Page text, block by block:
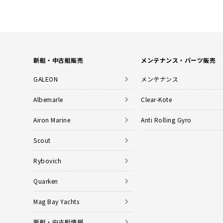
新艇・中古艇販売
GALEON
Albemarle
Airon Marine
Scout
Rybovich
Quarken
Mag Bay Yachts
メンテナンス・パーツ販売
メンテナンス
Clear-Kote
Anti Rolling Gyro